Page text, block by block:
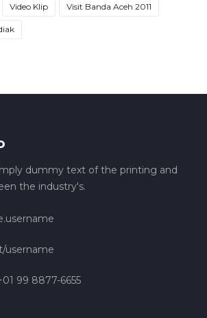
Video Klip Visit Banda Aceh 2011
dummy text of the printing and
the industry's.
username
99 8877-6655